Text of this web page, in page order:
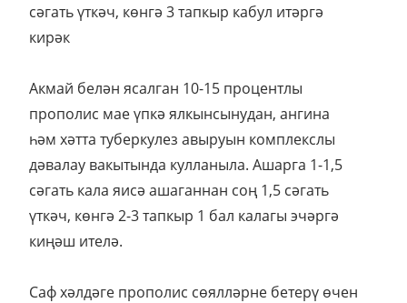
сәгать үткәч, көнгә 3 тапкыр кабул итәргә
кирәк
Акмай белән ясалган 10-15 процентлы
прополис мае үпкә ялкынсынудан, ангина
һәм хәтта туберкулез авыруын комплекслы
дәвалау вакытында кулланыла. Ашарга 1-1,5
сәгать кала яисә ашаганнан соң 1,5 сәгать
үткәч, көнгә 2-3 тапкыр 1 бал калагы эчәргә
киңәш ителә.
Саф хәлдәге прополис сөялләрне бетерү өчен